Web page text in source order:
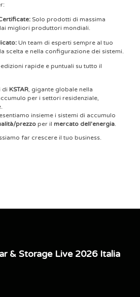
Solo prodotti di massima
migliori produttori mondiali.
Un team di esperti sempre al tuo
scelta e nella configurazione dei sistemi.
rapide e puntuali su tutto il
di KSTAR, gigante globale nella
per i settori residenziale,
insieme i sistemi di accumulo
prezzo per il mercato dell'energia.
far crescere il tuo business.
& Storage Live 2026 Italia